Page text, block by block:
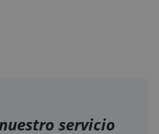
servicio